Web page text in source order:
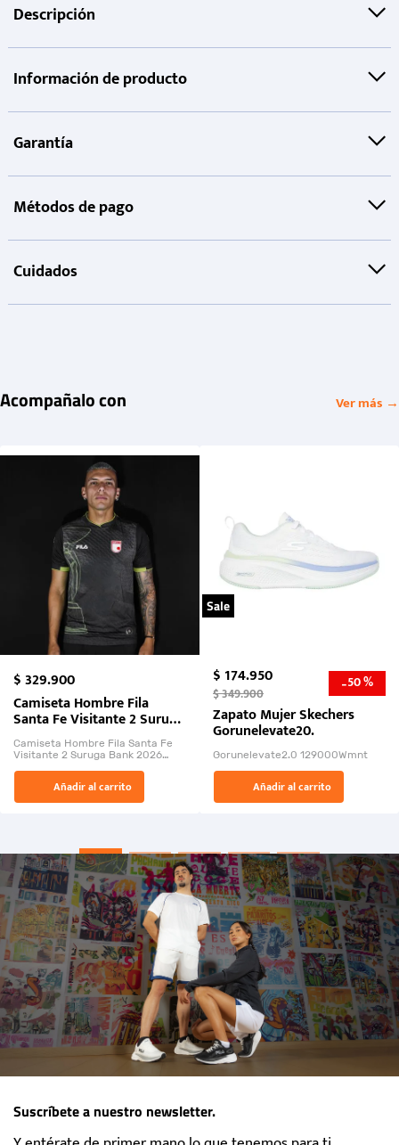
Descripción
Información de producto
Garantía
Métodos de pago
Cuidados
Acompañalo con Ver más →
$329.900
Camiseta Hombre Fila
Santa Fe Visitante 2 Suruga
Bank 2026
Camiseta Hombre Fila Santa Fe
Visitante 2 Suruga Bank 2026
El Rugido del Sol Naciente:
“Primeros para la Et...
Añadir al carrito
Sale
$174.950
$349.900 -50 %
Zapato Mujer Skechers
Gorunelevate20.
Gorunelevate2.0 129000Wmnt
Añadir al carrito
Suscríbete a nuestro newsletter.